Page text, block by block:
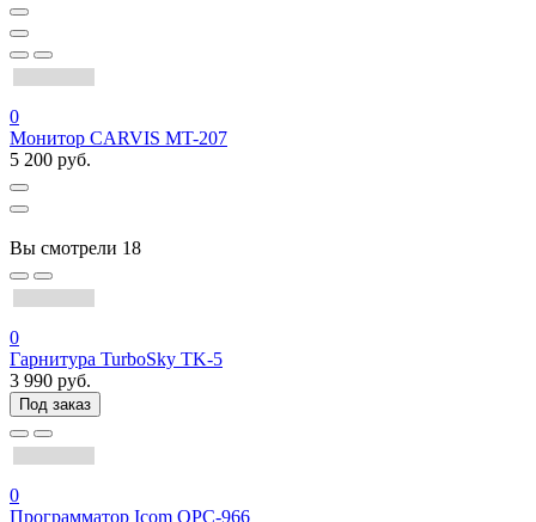
0
Монитор CARVIS MT-207
5 200 руб.
Вы смотрели 18
0
Гарнитура TurboSky TK-5
3 990 руб.
Под заказ
0
Программатор Icom OPC-966